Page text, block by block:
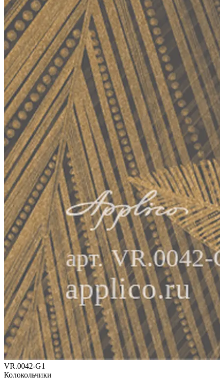
VR.0042-G1
Колокольчики